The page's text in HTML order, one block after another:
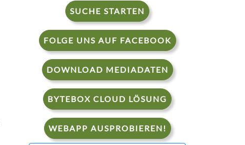
SUCHE STARTEN
FOLGE UNS AUF FACEBOOK
DOWNLOAD MEDIADATEN
BYTEBOX CLOUD LÖSUNG
WEBAPP AUSPROBIEREN!